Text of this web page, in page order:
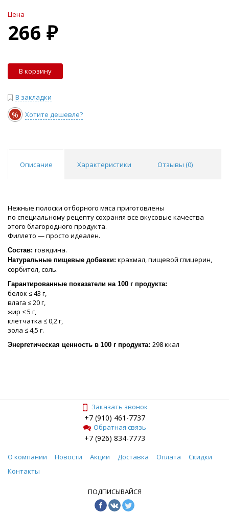
Цена
266 ₽
В корзину
В закладки
% Хотите дешевле?
Описание Характеристики Отзывы (0)
Нежные полоски отборного мяса приготовлены
по специальному рецепту сохраняя все вкусовые качества
этого благородного продукта.
Филлето — просто идеален.
Состав: говядина.
Натуральные пищевые добавки: крахмал, пищевой глицерин,
сорбитол, соль.
Гарантированные показатели на 100 г продукта:
белок ≤ 43 г,
влага ≤ 20 г,
жир ≤ 5 г,
клетчатка ≤ 0,2 г,
зола ≤ 4,5 г.
Энергетическая ценность в 100 г продукта: 298 ккал
Заказать звонок
+7 (910) 461-7737
Обратная связь
+7 (926) 834-7773
О компании Новости Акции Доставка Оплата
Скидки
Контакты
ПОДПИСЫВАЙСЯ